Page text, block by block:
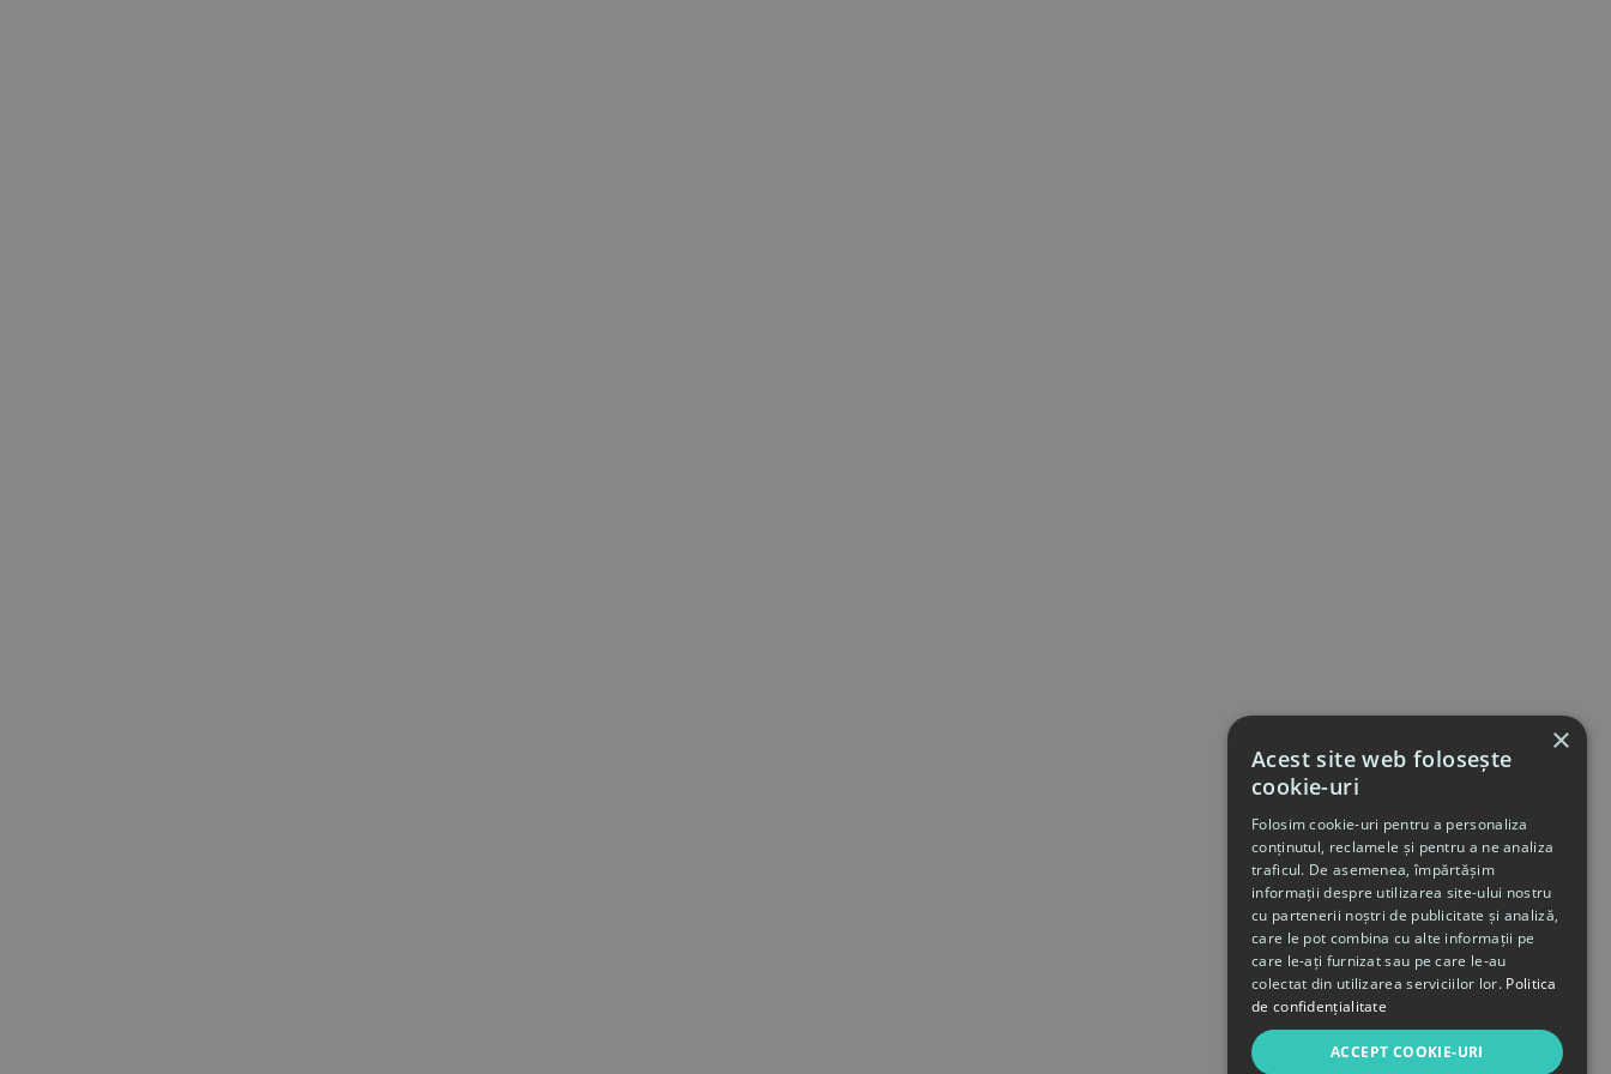
×
Acest site web folosește
cookie-uri
Folosim cookie-uri pentru a personaliza
conținutul, reclamele și pentru a ne analiza
traficul. De asemenea, împărtășim
informații despre utilizarea site-ului nostru
cu partenerii noștri de publicitate și analiză,
care le pot combina cu alte informații pe
care le-ați furnizat sau pe care le-au
colectat din utilizarea serviciilor lor. Politica
de confidențialitate
ACCEPT COOKIE-URI